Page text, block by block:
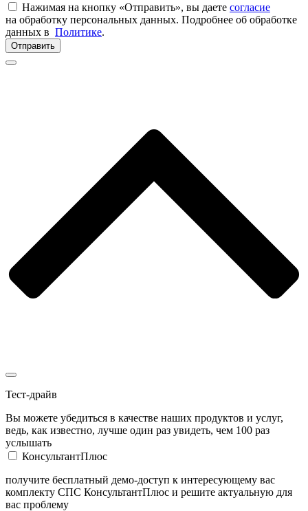
Нажимая на кнопку «Отправить», вы даете согласие
на обработку персональных данных. Подробнее об обработке
данных в Политике.
Отправить
Тест-драйв
Вы можете убедиться в качестве наших продуктов и услуг,
ведь, как известно, лучше один раз увидеть, чем 100 раз
услышать
КонсультантПлюс
получите бесплатный демо-доступ к интересующему вас
комплекту СПС КонсультантПлюс и решите актуальную для
вас проблему